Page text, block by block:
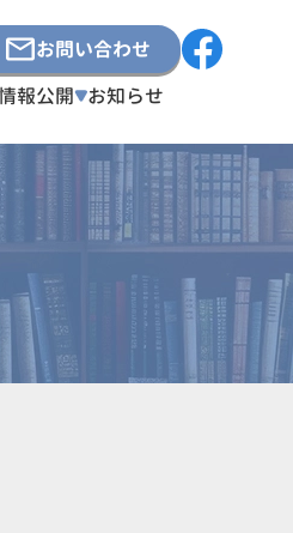
お問い合わせ
報公開 お知らせ